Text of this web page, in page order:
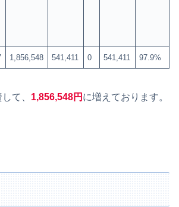
1,856,548 541,411 0 541,411 97.9%
て、 1,856,548円 に増えております。